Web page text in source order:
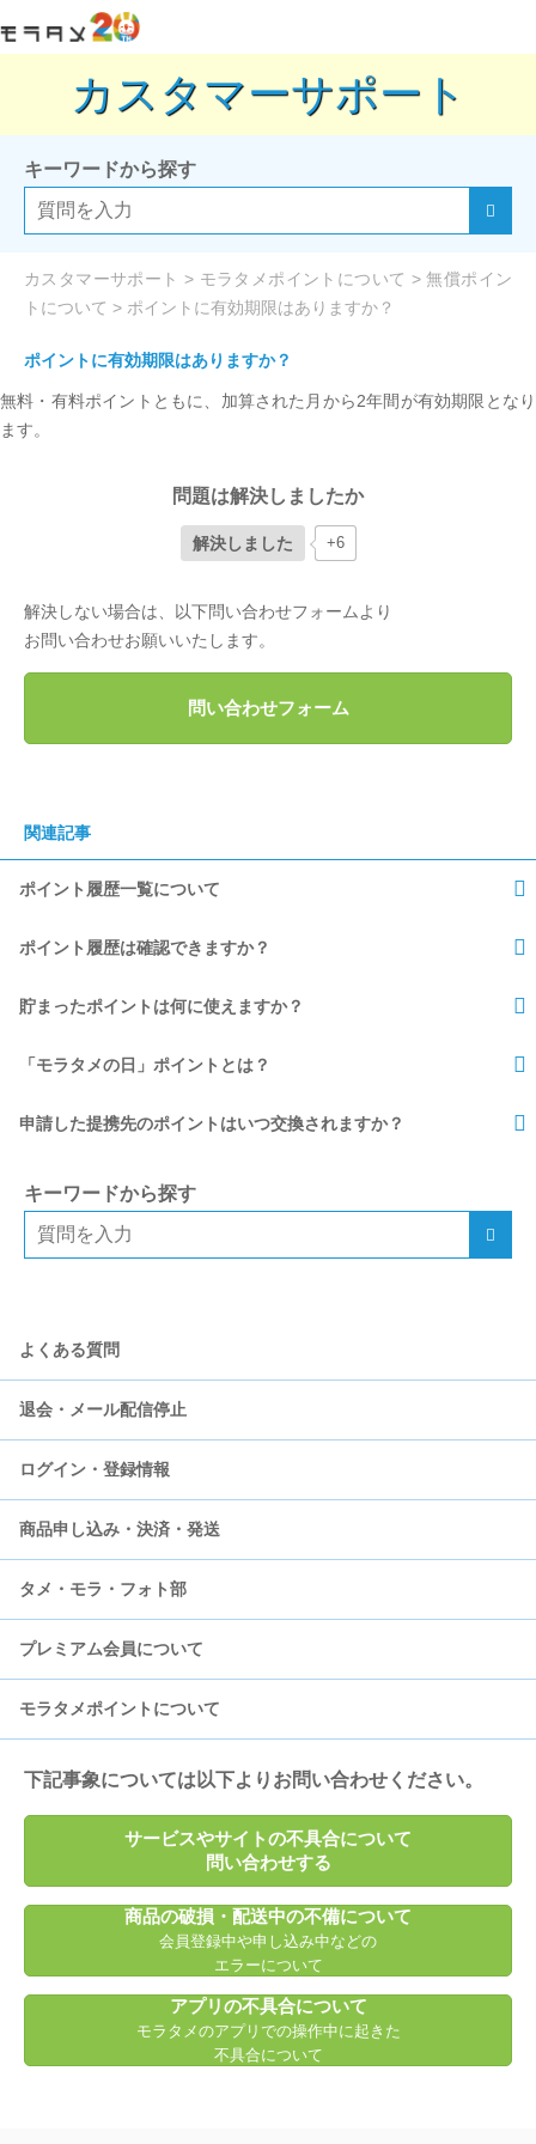
カスタマーサポート
キーワードから探す
カスタマーサポート > モラタメポイントについて >無償ポイン
トについて > ポイントに有効期限はありますか？
ポイントに有効期限はありますか？
無料・有料ポイントともに、加算された月から2年間が有効期限となり
ます。
問題は解決しましたか
解決しました +6
解決しない場合は、以下問い合わせフォームより
お問い合わせお願いいたします。
問い合わせフォーム
関連記事
ポイント履歴一覧について
ポイント履歴は確認できますか？
貯まったポイントは何に使えますか？
「モラタメの日」ポイントとは？
申請した提携先のポイントはいつ交換されますか？
キーワードから探す
よくある質問
退会・メール配信停止
モラタメについて
会員登録
会員退会
ログイン・登録情報
登録情報の更新
ログイン・パスワード
お知らせメール
SMS認証
商品申し込み・決済・発送
決済
商品発送
タメ・モラ・フォト部
タメせる商品
モラえる商品
フォト部
モラタメクーポン
オフィスタメ
その他キャンペーンについて
クチコミ投稿について
プレミアム会員について
プレミアム会員への登録・解除について
プレミアム会員の特典について
月額費用の決済について
モラタメポイントについて
無償ポイントについて
有償ポイントについて
ポイント交換申請について
下記事象については以下よりお問い合わせください。
サービスやサイトの不具合について
問い合わせする
商品の破損・配送中の不備について
会員登録中や申し込み中などの
エラーについて
アプリの不具合について
モラタメのアプリでの操作中に起きた
不具合について